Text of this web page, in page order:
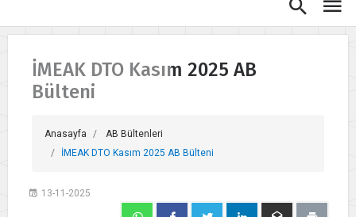
İMEAK DTO Kasım 2025 AB
Bülteni
Anasayfa
AB Bültenleri
İMEAK DTO Kasım 2025 AB Bülteni
13-11-2025